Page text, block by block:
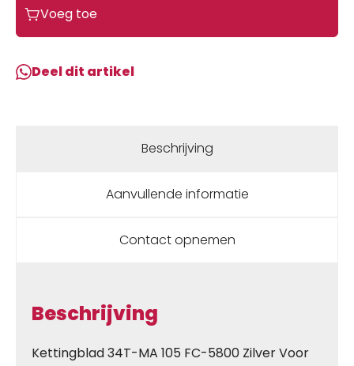
Voeg toe
Deel dit artikel
Beschrijving
Aanvullende informatie
Contact opnemen
Beschrijving
Kettingblad 34T-MA 105 FC-5800 Zilver Voor